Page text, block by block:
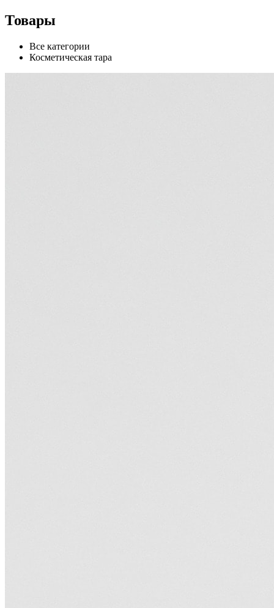
Товары
Все категории
Косметическая тара